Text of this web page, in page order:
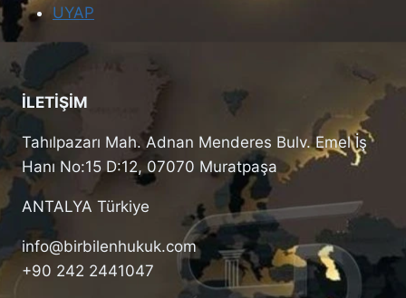
UYAP
İLETİŞİM
Tahılpazarı Mah. Adnan Menderes Bulv. Emel İş
Hanı No:15 D:12, 07070 Muratpaşa
ANTALYA Türkiye
info@birbilenhukuk.com
+90 242 2441047